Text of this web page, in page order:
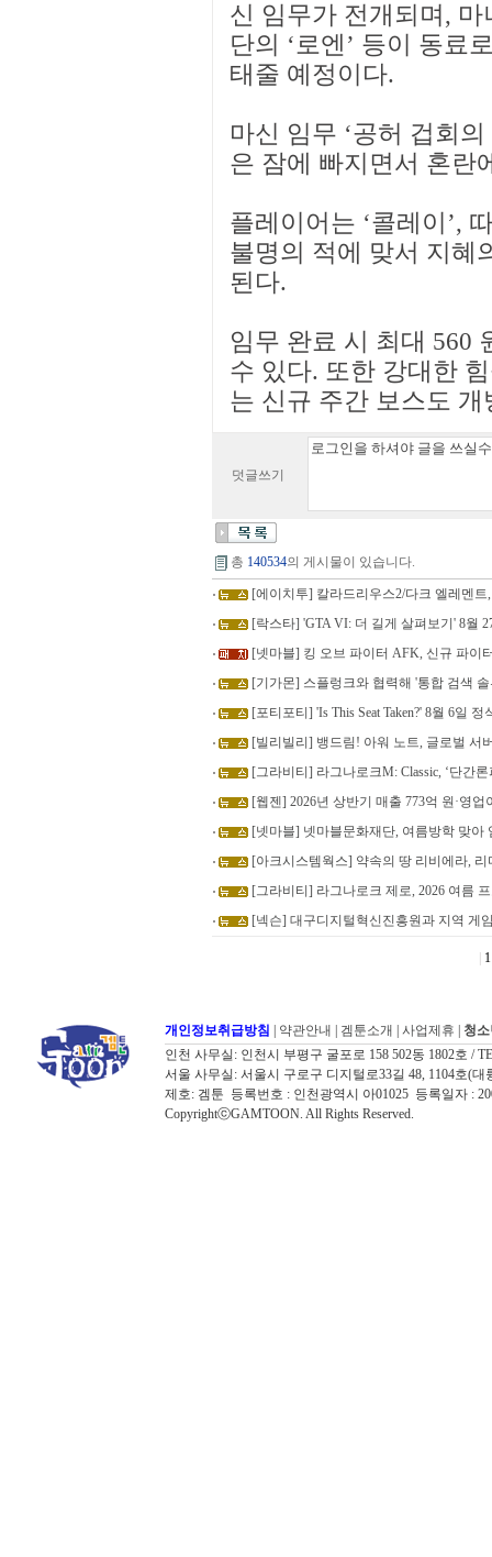
신 임무가 전개되며, 마
단의 ‘로엔’ 등이 동료
태줄 예정이다.
마신 임무 ‘공허 겁회
은 잠에 빠지면서 혼란
플레이어는 ‘콜레이’,
불명의 적에 맞서 지혜
된다.
임무 완료 시 최대 560
수 있다. 또한 강대한
는 신규 주간 보스도 개
덧글쓰기
총 140534의 게시물이 있습니다.
[에이치투] 칼라드리우스2/다크 엘레멘
[락스타] 'GTA VI: 더 길게 살펴보기' 8월
[넷마블] 킹 오브 파이터 AFK, 신규 파이
[기가몬] 스플렁크와 협력해 '통합 검색
[포티포티] 'Is This Seat Taken?' 8월 6일 정
[빌리빌리] 뱅드림! 아워 노트, 글로벌 서
[그라비티] 라그나로크M: Classic, ‘단간
[웹젠] 2026년 상반기 매출 773억 원·영업
[넷마블] 넷마블문화재단, 여름방학 맞아
[아크시스템웍스] 약속의 땅 리비에라,
[그라비티] 라그나로크 제로, 2026 여름
[넥슨] 대구디지털혁신진흥원과 지역 게
1
개인정보취급방침 약관안내 겜툰소개 사업제휴
청
인천 사무실: 인천시 부평구 굴포로 158 502동 1802호 /
서울 사무실: 서울시 구로구 디지털로33길 48, 1104호(대
제호: 겜툰 등록번호 : 인천광역시 아01025 등록일자 :
CopyrightⓒGAMTOON. All Rights Reserved.